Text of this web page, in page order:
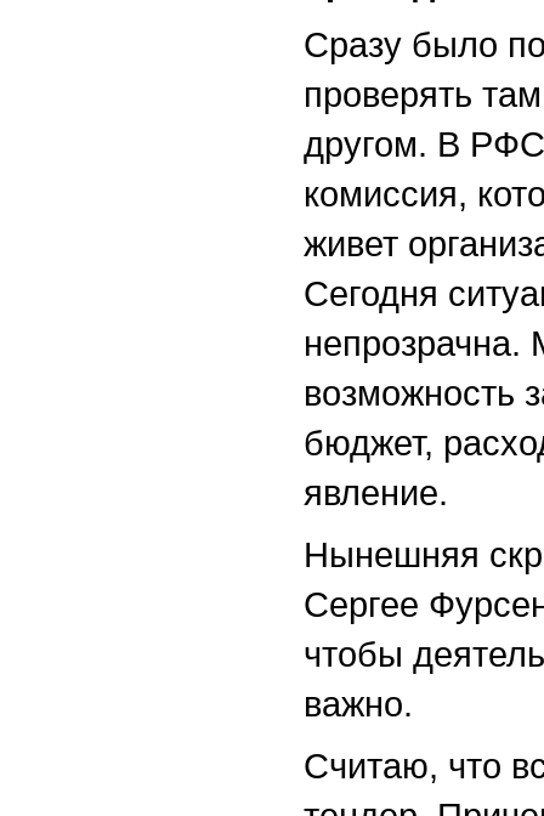
Сразу было
проверять
другом. В РФС
комиссия,
живет
Сегодня
возможность
бюджет,
явление.
Нынешняя
Сергее
чтобы
важно.
Считаю, что